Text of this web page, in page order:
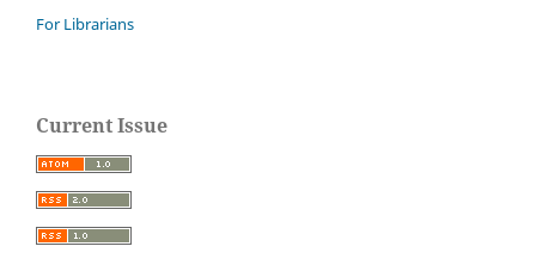
For Librarians
Current Issue